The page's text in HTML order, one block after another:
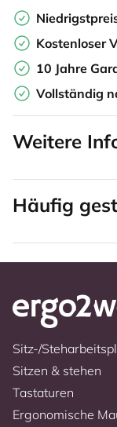
Kostenloser
10 Jahre
Vollständig
Weitere
Häufig
Sitz-/
Sitzen & stehen
Tastaturen
Ergonomische